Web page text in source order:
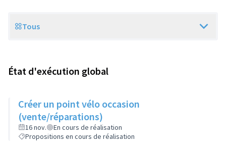
Scope
Tous
État d'exécution global
Créer un point vélo occasion
(vente/réparations)
16 nov.
En cours de réalisation
Propositions en cours de réalisation